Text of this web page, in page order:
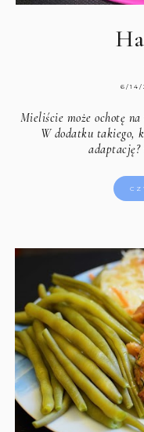
6/14/
Mieliście może ochotę
W dodatku takiego,